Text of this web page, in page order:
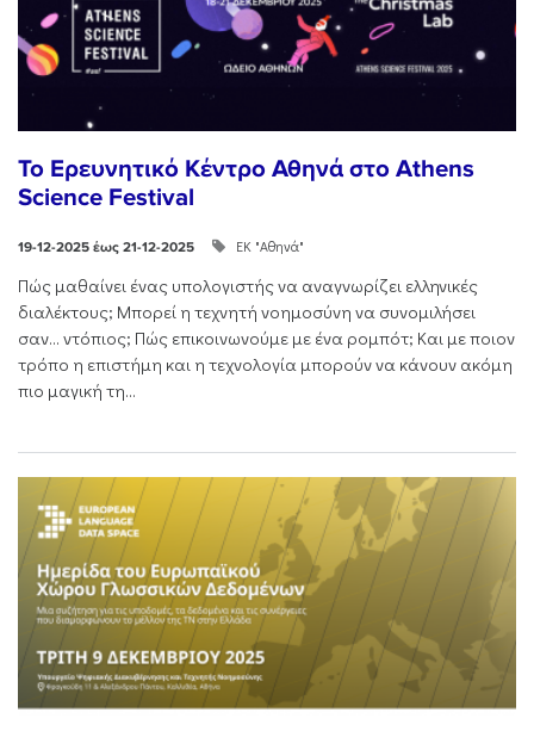
Το Ερευνητικό Κέντρο Αθηνά στο Athens
Science Festival
19-12-2025 έως 21-12-2025 ΕΚ "Αθηνά"
Πώς μαθαίνει ένας υπολογιστής να αναγνωρίζει ελληνικές
διαλέκτους; Μπορεί η τεχνητή νοημοσύνη να συνομιλήσει
σαν… ντόπιος; Πώς επικοινωνούμε με ένα ρομπότ; Και με ποιον
τρόπο η επιστήμη και η τεχνολογία μπορούν να κάνουν ακόμη
πιο μαγική τη...